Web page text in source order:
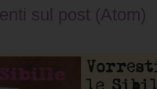
sul post (Atom)